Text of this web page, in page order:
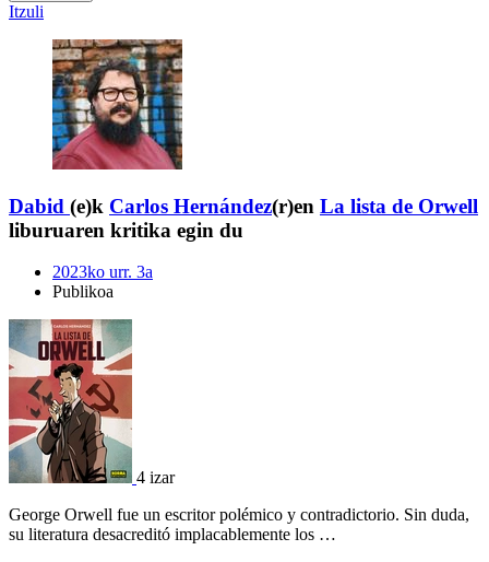
Itzuli
Dabid (e)k Carlos Hernández(r)en La lista de Orwell
liburuaren kritika egin du
2023ko urr. 3a
Publikoa
4 izar
George Orwell fue un escritor polémico y contradictorio. Sin duda,
su literatura desacreditó implacablemente los …